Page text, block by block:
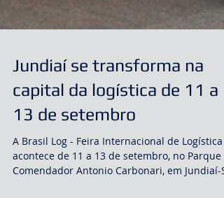
Jundiaí se transforma na
capital da logística de 11 a
13 de setembro
A Brasil Log - Feira Internacional de Logística